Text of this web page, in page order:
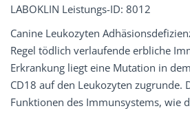
LABOKLIN Leistungs-ID: 8012
Canine Leukozyten
Regel tödlich verlaufende erbliche
Erkrankung liegt eine Mutation in
CD18 auf den Leukozyten zugrunde.
Funktionen des Immunsystems, wie